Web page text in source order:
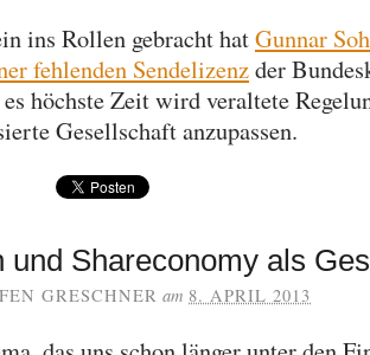
ins Rollen gebracht hatGunnar
fehlenden Sendelizenzder
es höchste Zeit wird veraltete
Gesellschaft anzupassen.
und Shareconomy als
GRESCHNER am 8. APRIL 2013